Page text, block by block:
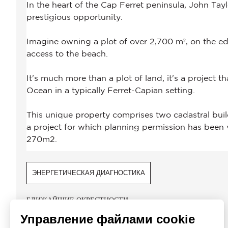
ЭНЕРГЕТИЧЕСКАЯ ДИАГНОСТИКА
БЛИЖАЙШИЕ ОКРЕСТНОСТИ
Пляж
Управление файлами cookie